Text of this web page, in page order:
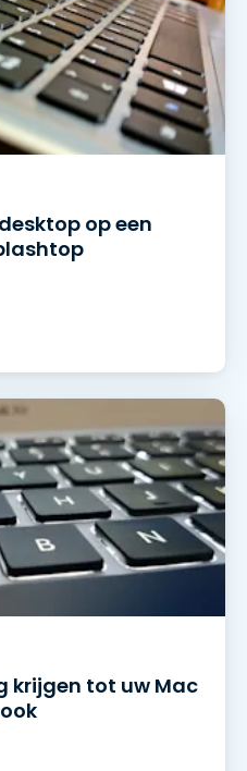
op een
krijgen tot uw Mac